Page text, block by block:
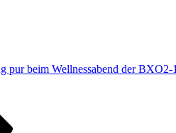
pur beim Wellnessabend der BXO2-1